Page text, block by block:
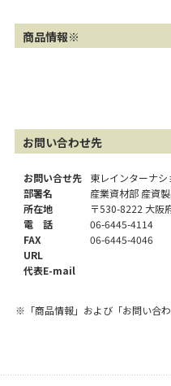
商品情報※
お問い合わせ先
お問い合せ先
東レインターナ
部署名
産業資材部 産資
所在地
〒530-8222 大阪
電 話
06-6445-4114
FAX
06-6445-4046
URL
代表E-mail
※「商品情報」および「お問い合